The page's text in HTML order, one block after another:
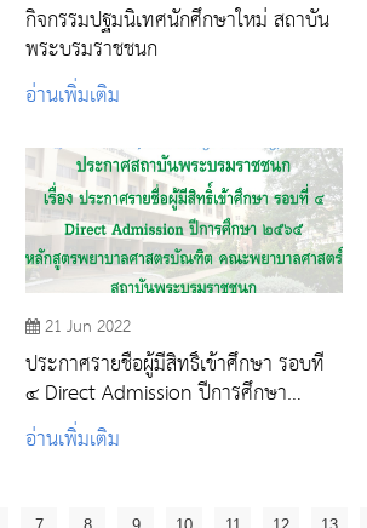
กิจกรรมปฐมนิเทศนักศึกษาใหม่ สถาบัน
พระบรมราชชนก
อ่านเพิ่มเติม
21 Jun 2022
ประกาศรายชื่อผู้มีสิทธิ์เข้าศึกษา รอบที่
๔ Direct Admission ปีการศึกษา
๒๕๖๕
อ่านเพิ่มเติม